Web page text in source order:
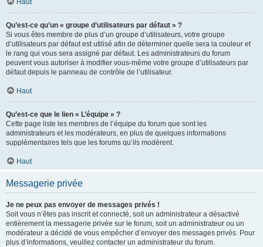
Haut
Qu’est-ce qu’un « groupe d’utilisateurs par défaut » ?
Si vous êtes membre de plus d’un groupe d’utilisateurs, votre groupe
d’utilisateurs par défaut est utilisé afin de déterminer quelle sera la couleur et
le rang qui vous sera assigné par défaut. Les administrateurs du forum
peuvent vous autoriser à modifier vous-même votre groupe d’utilisateurs par
défaut depuis le panneau de contrôle de l’utilisateur.
Haut
Qu’est-ce que le lien « L’équipe » ?
Cette page liste les membres de l’équipe du forum que sont les
administrateurs et les modérateurs, en plus de quelques informations
supplémentaires tels que les forums qu’ils modèrent.
Haut
Messagerie privée
Je ne peux pas envoyer de messages privés !
Soit vous n’êtes pas inscrit et connecté, soit un administrateur a désactivé
entièrement la messagerie privée sur le forum, soit un administrateur ou un
modérateur a décidé de vous empêcher d’envoyer des messages privés. Pour
plus d’informations, veuillez contacter un administrateur du forum.